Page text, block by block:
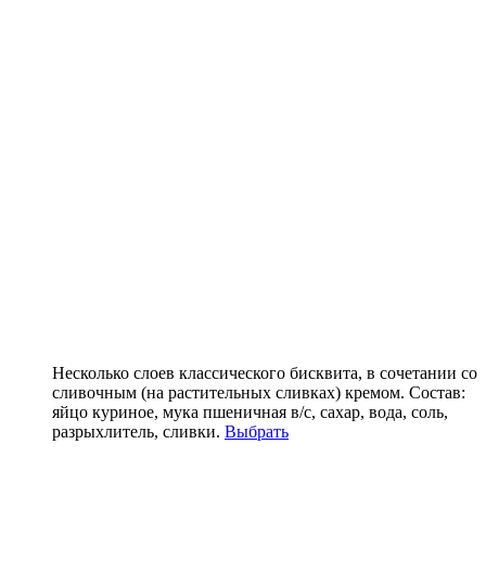
Несколько слоев классического бисквита, в сочетании со
сливочным (на растительных сливках) кремом. Состав:
яйцо куриное, мука пшеничная в/с, сахар, вода, соль,
разрыхлитель, сливки. Выбрать